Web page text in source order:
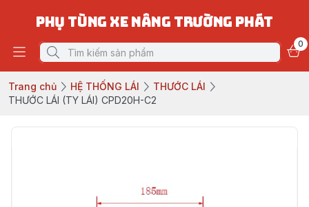
PHỤ TÙNG XE NÂNG TRƯỜNG PHÁT
0
Trang chủ HỆ THỐNG LÁI
THƯỚC LÁI
THƯỚC LÁI (TY LÁI) CPD20H-C2